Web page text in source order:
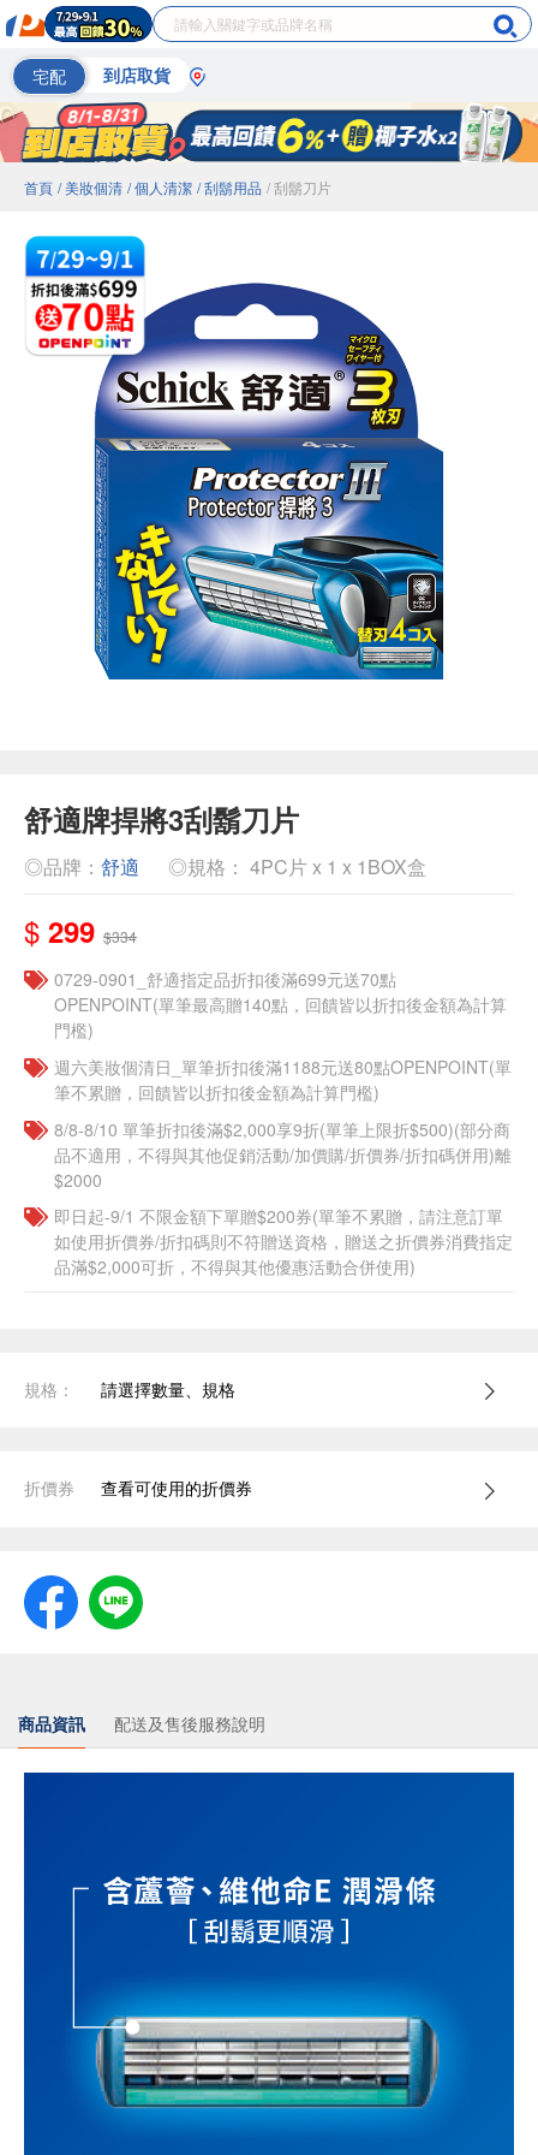
宅配 到店取貨
首頁 / 美妝個清 / 個人清潔 / 刮鬍用品 / 刮鬍刀片
舒適牌捍將3刮鬍刀片
◎品牌： 舒適 ◎規格： 4PC片 x 1 x 1BOX盒
$ 299 $334
0729-0901_舒適指定品折扣後滿699元送70點
OPENPOINT(單筆最高贈140點，回饋皆以折扣後金額為計算
門檻)
週六美妝個清日_單筆折扣後滿1188元送80點OPENPOINT(單
筆不累贈，回饋皆以折扣後金額為計算門檻)
8/8-8/10 單筆折扣後滿$2,000享9折(單筆上限折$500)(部分商
品不適用，不得與其他促銷活動/加價購/折價券/折扣碼併用)離
$2000
即日起-9/1 不限金額下單贈$200券(單筆不累贈，請注意訂單
如使用折價券/折扣碼則不符贈送資格，贈送之折價券消費指定
品滿$2,000可折，不得與其他優惠活動合併使用)
規格： 請選擇數量、規格
折價券 查看可使用的折價券
商品資訊 配送及售後服務說明